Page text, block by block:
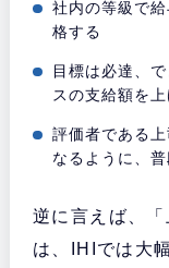
社内の等級で
格する
目標は必達、
スの支給額を上
評価者である
なるように、
逆に言えば、
は、IHIでは大